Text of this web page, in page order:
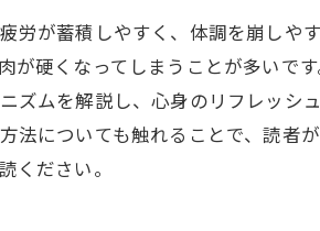
労が蓄積しやすく、体調を崩しや
が硬くなってしまうことが多いです
ズムを解説し、心身のリフレッシ
法についても触れることで、読者
ください。